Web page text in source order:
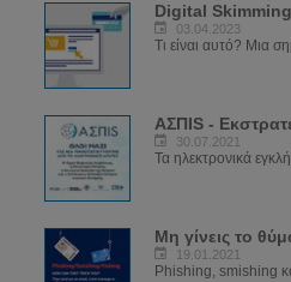
Digital Skimming
03.04.2023
Τι είναι αυτό? Μια
ΑΣΠIS -
30.07.2021
Τα ηλεκτρονικά
19.01.2021
Phishing, smishing